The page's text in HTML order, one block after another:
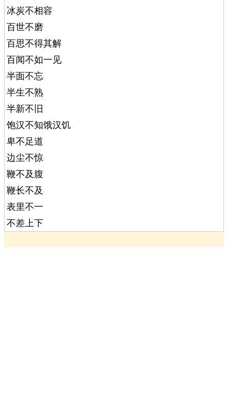
冰炭不相容
百世不磨
百思不得其解
百闻不如一见
半面不忘
半生不熟
半新不旧
饱汉不知饿汉饥
卑不足道
边尘不惊
鞭不及腹
鞭长不及
表里不一
不差上下